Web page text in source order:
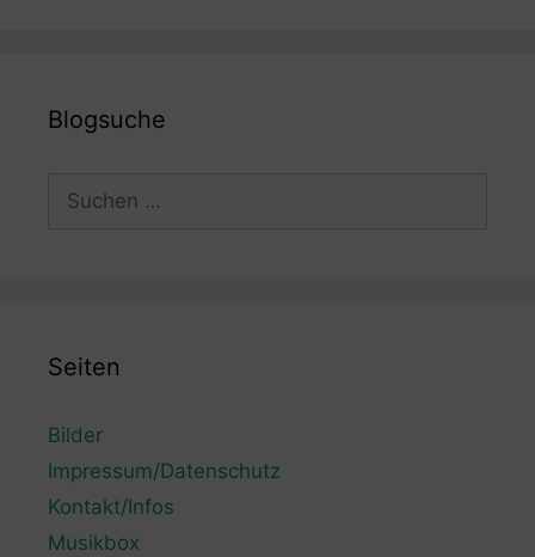
Blogsuche
Seiten
Bilder
Impressum/Datenschutz
Kontakt/Infos
Musikbox